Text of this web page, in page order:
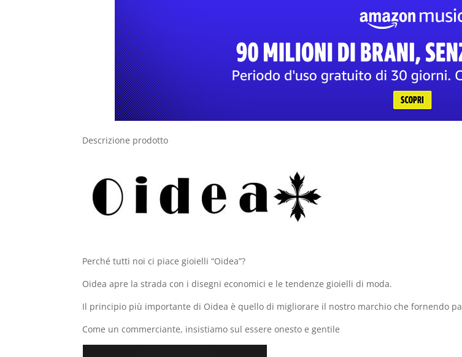
Descrizione prodotto
Perché tutti noi ci piace gioielli “Oidea”?
Oidea apre la strada con i disegni economici e le tendenze gioielli di moda.
Il principio più importante di Oidea è quello di migliorare il nostro marchio che fornendo
Come un commerciante, insistiamo sul essere onesto e gentile